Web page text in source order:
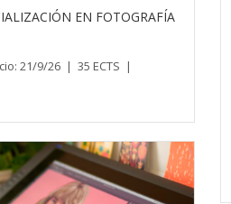
EN FOTOGRAFÍA
21/9/26 | 35 ECTS |